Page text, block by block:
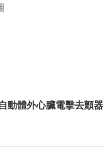
動體外心臟電擊去顫器